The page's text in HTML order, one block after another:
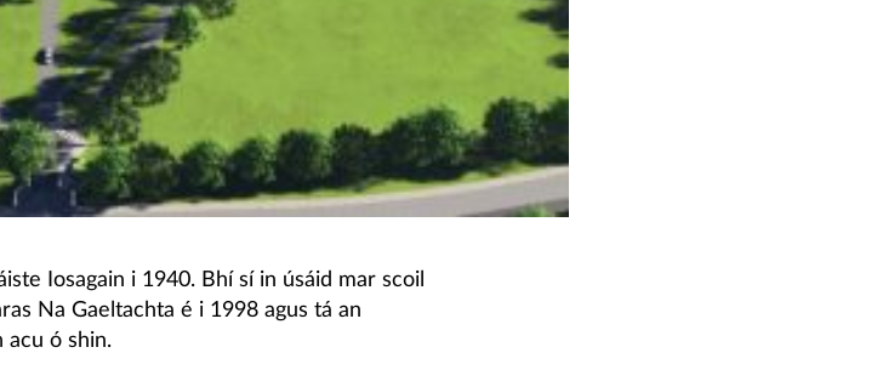
Iosagain i 1940. Bhí sí in úsáid mar scoil
Na Gaeltachta é i 1998 agus tá an
acu ó shin.